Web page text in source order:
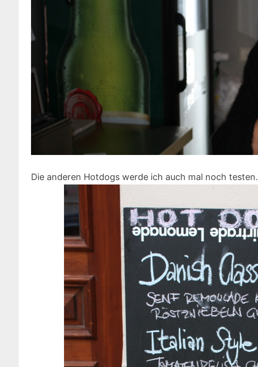
Die anderen Hotdogs werde ich auch mal noch testen.